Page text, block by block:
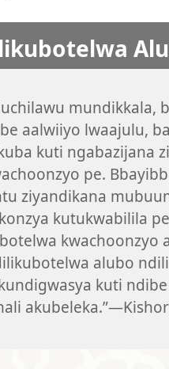
mundikkala,
aalwiiyo lwaajulu,
kuti ngabazijana
pe.
ziyandikana
kutukwabilila
kwachoonzyo
alubo
kuti